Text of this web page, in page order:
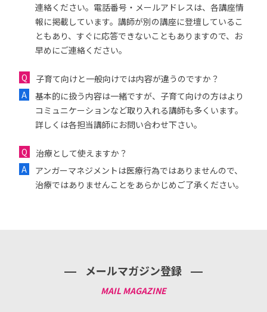
連絡ください。電話番号・メールアドレスは、各講座情
報に掲載しています。講師が別の講座に登壇しているこ
ともあり、すぐに応答できないこともありますので、お
早めにご連絡ください。
子育て向けと一般向けでは内容が違うのですか？
基本的に扱う内容は一緒ですが、子育て向けの方はより
コミュニケーションなど取り入れる講師も多くいます。
詳しくは各担当講師にお問い合わせ下さい。
治療として使えますか？
アンガーマネジメントは医療行為ではありませんので、
治療ではありませんことをあらかじめご了承ください。
メールマガジン登録